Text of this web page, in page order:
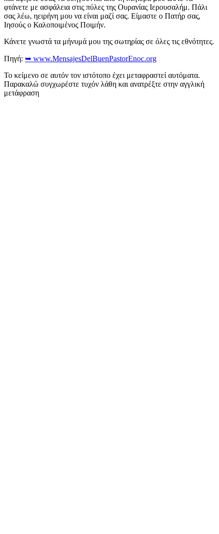
φτάνετε με ασφάλεια στις πύλες της Ουρανίας Ιερουσαλήμ. Πάλι
σας λέω, ηειρήνη μου να είναι μαζί σας. Είμαστε ο Πατήρ σας,
Ιησούς ο Καλοποιμένος Ποιμήν.
Κάνετε γνωστά τα μήνυμά μου της σωτηρίας σε όλες τις εθνότητες.
Πηγή: ➥ www.MensajesDelBuenPastorEnoc.org
Το κείμενο σε αυτόν τον ιστότοπο έχει μεταφραστεί αυτόματα.
Παρακαλώ συγχωρέστε τυχόν λάθη και ανατρέξτε στην αγγλική
μετάφραση